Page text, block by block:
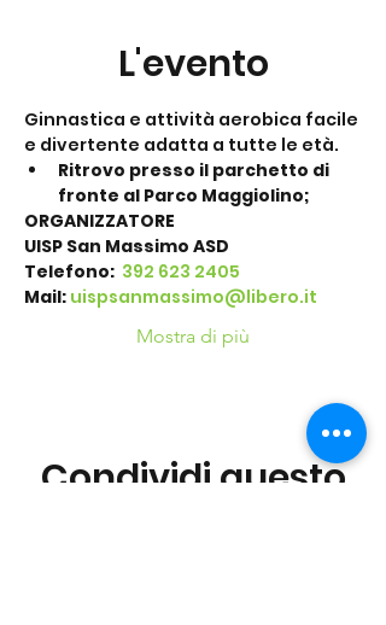
L'evento
Ginnastica e attività aerobica facile
e divertente adatta a tutte le età.
Ritrovo presso il parchetto di
fronte al Parco Maggiolino;
ORGANIZZATORE
UISP San Massimo ASD
Telefono: 392 623 2405
Mail: uispsanmassimo@libero.it
Mostra di più
Condividi questo